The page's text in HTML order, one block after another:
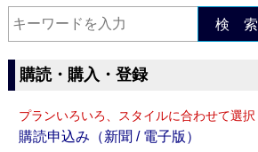
検 索
購読・購入・登録
プランいろいろ、スタイルに合わせて選択
購読申込み（新聞 / 電子版）